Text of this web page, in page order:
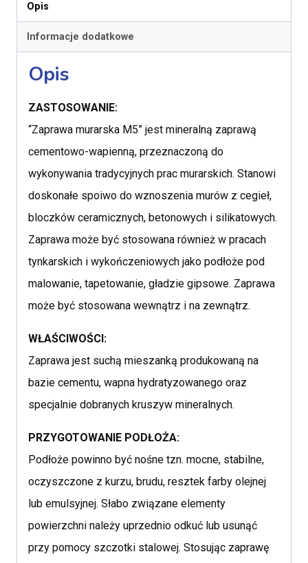
Opis
Informacje dodatkowe
Opis
ZASTOSOWANIE:
“Zaprawa murarska M5” jest mineralną zaprawą
cementowo-wapienną, przeznaczoną do
wykonywania tradycyjnych prac murarskich. Stanowi
doskonałe spoiwo do wznoszenia murów z cegieł,
bloczków ceramicznych, betonowych i silikatowych.
Zaprawa może być stosowana również w pracach
tynkarskich i wykończeniowych jako podłoże pod
malowanie, tapetowanie, gładzie gipsowe. Zaprawa
może być stosowana wewnątrz i na zewnątrz.
WŁAŚCIWOŚCI:
Zaprawa jest suchą mieszanką produkowaną na
bazie cementu, wapna hydratyzowanego oraz
specjalnie dobranych kruszyw mineralnych.
PRZYGOTOWANIE PODŁOŻA:
Podłoże powinno być nośne tzn. mocne, stabilne,
oczyszczone z kurzu, brudu, resztek farby olejnej
lub emulsyjnej. Słabo związane elementy
powierzchni należy uprzednio odkuć lub usunąć
przy pomocy szczotki stalowej. Stosując zaprawę